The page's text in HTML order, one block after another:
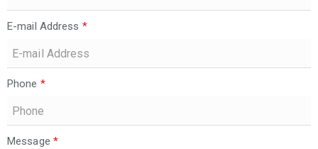
E-mail Address *
Phone *
Message *